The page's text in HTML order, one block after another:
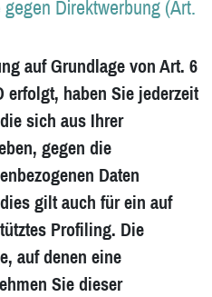
Direktwerbung (Art.
auf Grundlage von Art. 6
erfolgt, haben Sie jederzeit
sich aus Ihrer
gegen die
Daten
gilt auch für ein auf
Profiling. Die
auf denen eine
Sie dieser